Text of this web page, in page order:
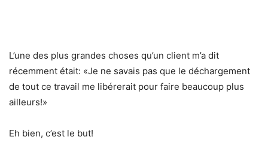
L’une des plus grandes choses qu’un client m’a dit
récemment était: «Je ne savais pas que le déchargement
de tout ce travail me libérerait pour faire beaucoup plus
ailleurs!»
Eh bien, c’est le but!